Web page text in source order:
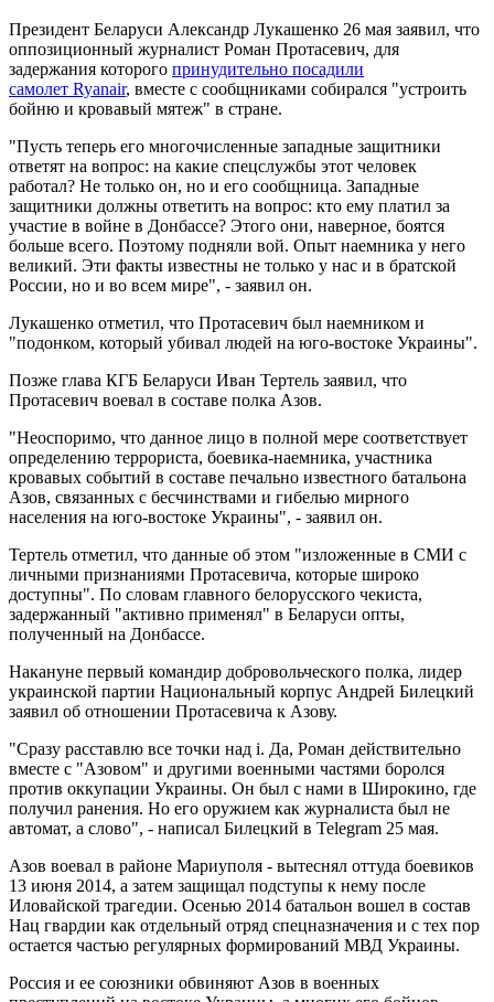
Президент Беларуси Александр Лукашенко 26 мая заявил, что
оппозиционный журналист Роман Протасевич, для
задержания которого принудительно посадили
самолет Ryanair, вместе с сообщниками собирался "устроить
бойню и кровавый мятеж" в стране.
"Пусть теперь его многочисленные западные защитники
ответят на вопрос: на какие спецслужбы этот человек
работал? Не только он, но и его сообщница. Западные
защитники должны ответить на вопрос: кто ему платил за
участие в войне в Донбассе? Этого они, наверное, боятся
больше всего. Поэтому подняли вой. Опыт наемника у него
великий. Эти факты известны не только у нас и в братской
России, но и во всем мире", - заявил он.
Лукашенко отметил, что Протасевич был наемником и
"подонком, который убивал людей на юго-востоке Украины".
Позже глава КГБ Беларуси Иван Тертель заявил, что
Протасевич воевал в составе полка Азов.
"Неоспоримо, что данное лицо в полной мере соответствует
определению террориста, боевика-наемника, участника
кровавых событий в составе печально известного батальона
Азов, связанных с бесчинствами и гибелью мирного
населения на юго-востоке Украины", - заявил он.
Тертель отметил, что данные об этом "изложенные в СМИ с
личными признаниями Протасевича, которые широко
доступны". По словам главного белорусского чекиста,
задержанный "активно применял" в Беларуси опты,
полученный на Донбассе.
Накануне первый командир добровольческого полка, лидер
украинской партии Национальный корпус Андрей Билецкий
заявил об отношении Протасевича к Азову.
"Сразу расставлю все точки над і. Да, Роман действительно
вместе с "Азовом" и другими военными частями боролся
против оккупации Украины. Он был с нами в Широкино, где
получил ранения. Но его оружием как журналиста был не
автомат, а слово", - написал Билецкий в Telegram 25 мая.
Азов воевал в районе Мариуполя - вытеснял оттуда боевиков
13 июня 2014, а затем защищал подступы к нему после
Иловайской трагедии. Осенью 2014 батальон вошел в состав
Нац гвардии как отдельный отряд спецназначения и с тех пор
остается частью регулярных формирований МВД Украины.
Россия и ее союзники обвиняют Азов в военных